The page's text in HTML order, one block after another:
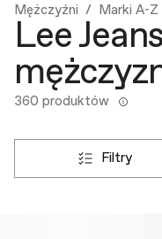
Mężczyźni Marki A-Z
Lee
360 produktów
filtry